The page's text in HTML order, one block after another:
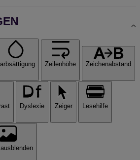
Zeilenhöhe Zeichenabstand
Dyslexie Zeiger Lesehilfe